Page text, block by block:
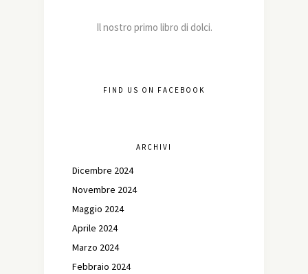
Il nostro primo libro di dolci.
FIND US ON FACEBOOK
ARCHIVI
Dicembre 2024
Novembre 2024
Maggio 2024
Aprile 2024
Marzo 2024
Febbraio 2024